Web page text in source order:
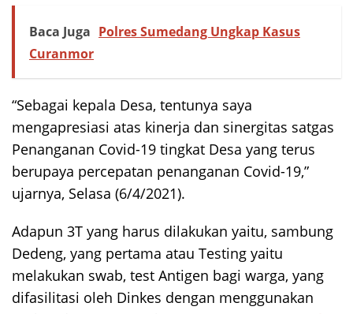
Baca Juga Polres Sumedang Ungkap Kasus
Curanmor
“Sebagai kepala Desa, tentunya saya
mengapresiasi atas kinerja dan sinergitas satgas
Penanganan Covid-19 tingkat Desa yang terus
berupaya percepatan penanganan Covid-19,”
ujarnya, Selasa (6/4/2021).
Adapun 3T yang harus dilakukan yaitu, sambung
Dedeng, yang pertama atau Testing yaitu
melakukan swab, test Antigen bagi warga, yang
difasilitasi oleh Dinkes dengan menggunakan